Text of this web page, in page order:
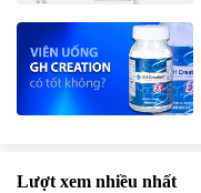
Lượt xem nhiều nhất